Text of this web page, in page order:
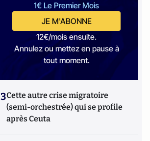
1€ Le Premier Mois
JE M'ABONNE
12€/mois ensuite.
Annulez ou mettez en pause à
tout moment.
3Cette autre crise migratoire
(semi-orchestrée) qui se profile
après Ceuta